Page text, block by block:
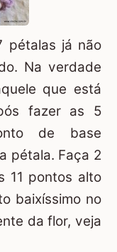
pétalas já não
Na verdade
que está
fazer as 5
de base
pétala. Faça 2
11 pontos alto
baixíssimo no
da flor, veja